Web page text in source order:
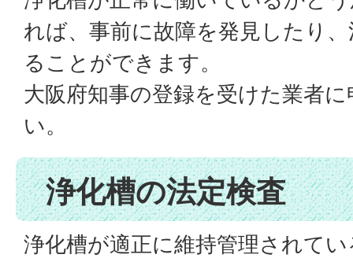
れば、事前に故障を発見したり
ることができます。
大阪府知事の登録を受けた業者
い。
浄化槽の法定検査
浄化槽が適正に維持管理されて